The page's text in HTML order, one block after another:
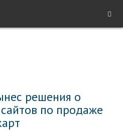
решения о
по продаже